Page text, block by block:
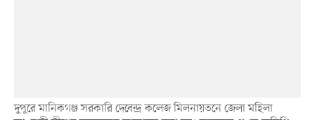
দুপুরে মানিকগঞ্জ সরকারি দেবেন্দ্র কলেজ মিলনায়তনে জেলা মহিলা